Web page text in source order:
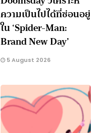
ความเป็นไปได้ที่ซ่อนอยู่
ใน ‘Spider-Man:
Brand New Day’
5 August 2026